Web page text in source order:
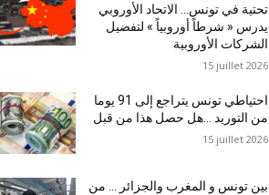
تحتية في تونس… الاتحاد الأوروبي
يدرس « شرطاً أوروبياً » لتفضيل
الشركات الأوروبية
15 juillet 2026
احتياطي تونس يتراجع إلى 91 يوما
من التوريد …هل حصل هذا من قبل
15 juillet 2026
بين تونس و المغرب والجزائر … من